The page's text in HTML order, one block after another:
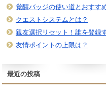
覚醒バッジの使い道とおすす
クエストシステムとは？
親友選択リセット！誰を登録
友情ポイントの上限は？
最近の投稿